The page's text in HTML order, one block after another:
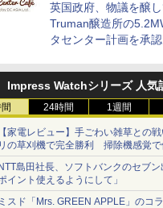
英国政府、物議を醸
Truman醸造所の
タセンター計画を承認
Impress Watchシリーズ 人気
24時間 1週間
家電レビュー】手ごわい雑草との戦
の草刈機で完全勝利 掃除機感覚で
島田社長、ソフトバンクのセブン
イント使えるようにして」
スド「Mrs. GREEN APPLE」のコ